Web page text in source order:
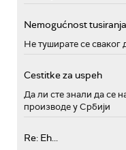
Nemogućnost tusiranja
Не туширате се сваког
Cestitke za uspeh
Да ли сте знали да се
производе у Србији
Re: Eh...